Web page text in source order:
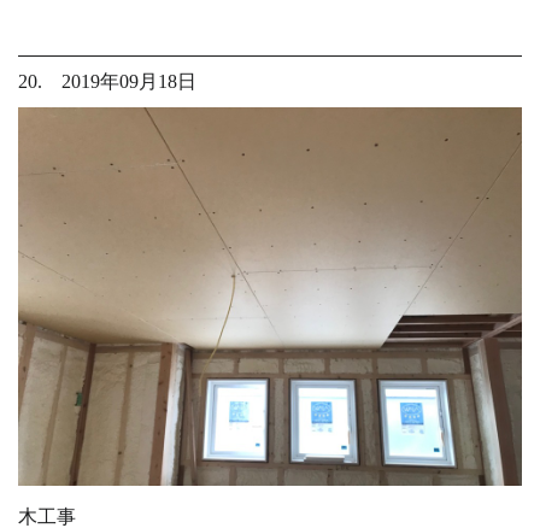
20. 2019年09月18日
木工事